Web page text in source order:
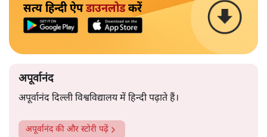
सत्य हिन्दी ऐपडाउनलोडकरें
अपूर्वानंद
अपूर्वानंद दिल्ली विश्वविद्यालय में हिन्दी पढ़ाते हैं।
अपूर्वानंदकी और स्टोरी पढ़ें